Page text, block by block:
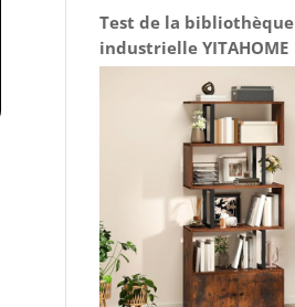
Test de la bibliothèque
industrielle YITAHOME